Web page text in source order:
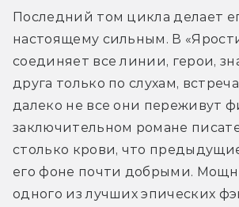
Последний том цикла делает
настоящему сильным. В
соединяет все линии, герои,
друга только по слухам,
далеко не все они переживут
заключительном романе
столько крови, что
его фоне почти добрыми.
одного из лучших эпических